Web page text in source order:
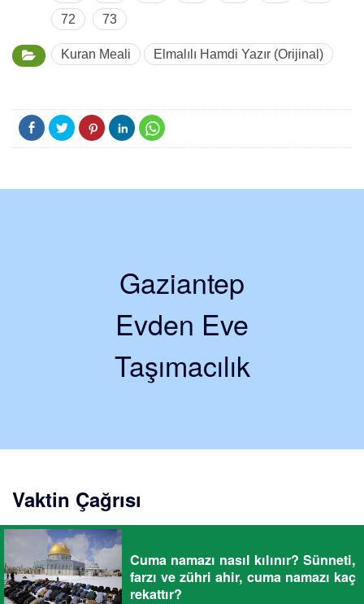
72
73
Kuran Meali Elmalılı Hamdi Yazır (Orijinal)
Gaziantep
Evden Eve
Taşımacılık
Vaktin Çağrısı
Cuma namazı nasıl kılınır? Sünneti,
farzı ve zühri ahir, cuma namazı kaç
rekattır?